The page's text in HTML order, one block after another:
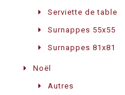
Serviette de table
Surnappes 55x55
Surnappes 81x81
Noël
Autres